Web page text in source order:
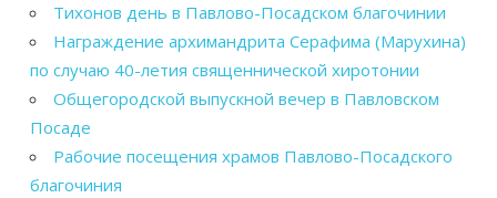
Тихонов день в Павлово-Посадском благочинии
Награждение архимандрита Серафима (Марухина)
по случаю 40-летия священнической хиротонии
Общегородской выпускной вечер в Павловском
Посаде
Рабочие посещения храмов Павлово-Посадского
благочиния